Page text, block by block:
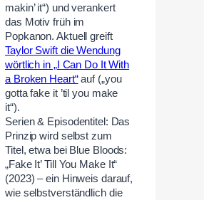
makin’ it“) und verankert
das Motiv früh im
Popkanon. Aktuell greift
Taylor Swift die Wendung
wörtlich in „I Can Do It With
a Broken Heart“auf („you
gotta fake it ’til you make
it“).
Serien & Episodentitel: Das
Prinzip wird selbst zum
Titel, etwa bei Blue Bloods:
„Fake It’ Till You Make It“
(2023) – ein Hinweis darauf,
wie selbstverständlich die